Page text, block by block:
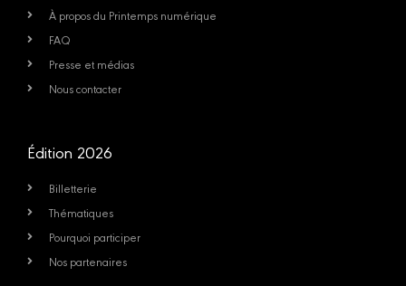
À propos du Printemps numérique
FAQ
Presse et médias
Nous contacter
Édition 2026
Billetterie
Thématiques
Pourquoi participer
Nos partenaires